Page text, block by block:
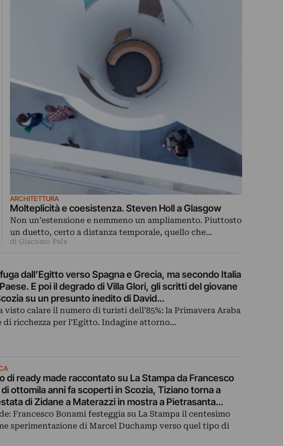
ARCHITETTURA
Molteplicità e coesistenza. Steven Holl a Glasgow
Non un’estensione e nemmeno un ampliamento. Piuttosto
un duetto, certo a distanza temporale, quello che…
di Giacomo Pala
dall’Egitto verso Spagna e Grecia, ma secondo Italia
E poi il degrado di Villa Glori, gli scritti del giovane
su un presunto inedito di David…
calare il numero di turisti dell’85%: la Primavera Araba
ricchezza per l’Egitto. Indagine attorno…
di ready made raccontato su La Stampa da Francesco
ottomila anni fa scoperti in Scozia, Tiziano torna a
di Zidane a Materazzi in mostra a Pietrasanta…
Francesco Bonami festeggia su La Stampa il centesimo
sperimentazione di Marcel Duchamp verso quel tipo di